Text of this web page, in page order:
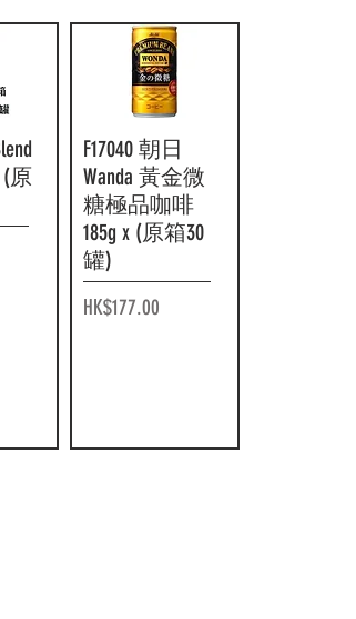
(原
快速瀏覽
F17040 朝日
Wanda 黃金微
糖極品咖啡
185g x (原箱30
罐)
價格
HK$177.00